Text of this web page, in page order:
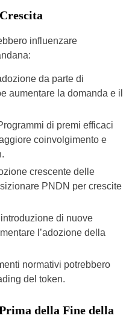
influenzare
da parte di
aumentare la domanda e il
di premi efficaci
coinvolgimento e
crescente delle
PNDN per crescite
di nuove
l’adozione della
normativi potrebbero
del token.
della Fine della